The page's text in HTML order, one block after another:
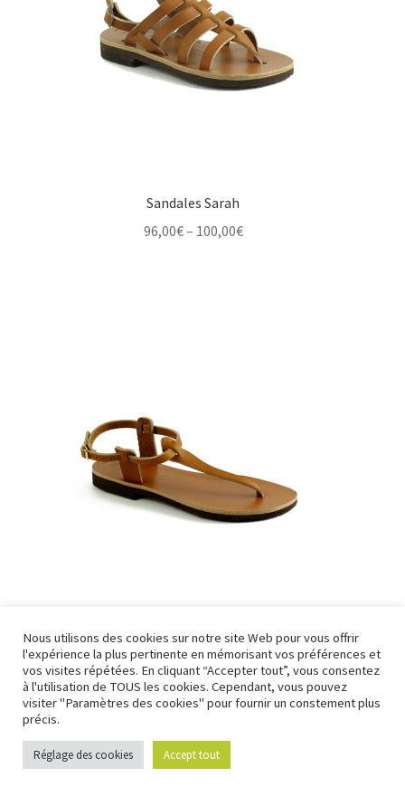
Nous fermons pour congés à partir du 7 aout au soir
jusqu'au 14 aout au soir.
Ignorer
Sandales Sarah
96,00€– 100,00€Price
99,00 €
Recherche
Recherche
Nous utilisons des cookies sur notre site Web pour vous offrir
l'expérience la plus pertinente en mémorisant vos préférences et
vos visites répétées. En cliquant “Accepter tout”, vous consentez
à l'utilisation de TOUS les cookies. Cependant, vous pouvez
visiter "Paramètres des cookies" pour fournir un constement plus
précis.
Réglage des cookies Accept tout